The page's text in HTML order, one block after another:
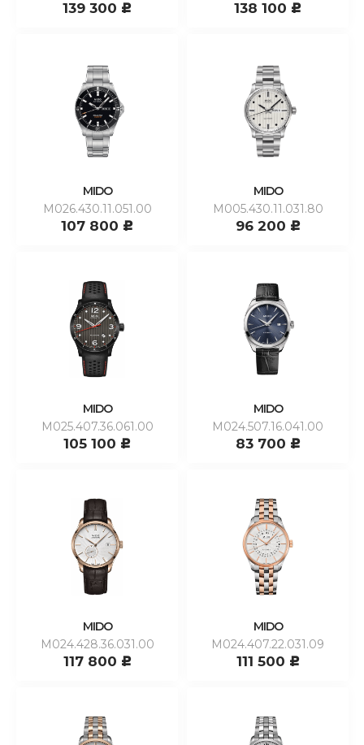
139 300 c 138 100 c
MIDO
M026.430.11.051.00
107 800 c
MIDO
M005.430.11.031.80
96 200 c
MIDO
M025.407.36.061.00
105 100 c
MIDO
M024.507.16.041.00
83 700 c
MIDO
M024.428.36.031.00
117 800 c
MIDO
M024.407.22.031.09
111 500 c